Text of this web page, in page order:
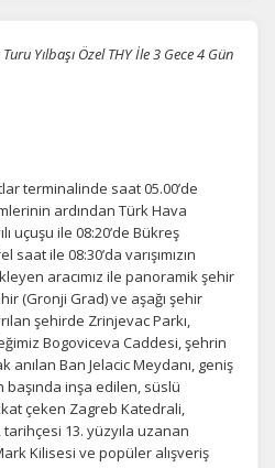
Yılbaşı Özel THY İle 3 Gece 4 Gün
terminalinde saat 05.00’de
ardından Türk Hava
uçuşu ile 08:20’de Bükreş
ile 08:30’da varışımızın
aracımız ile panoramik şehir
(Gronji Grad) ve aşağı şehir
şehirde Zrinjevac Parkı,
Bogoviceva Caddesi, şehrin
anılan Ban Jelacic Meydanı, geniş
başında inşa edilen, süslü
çeken Zagreb Katedrali,
tarihçesi 13. yüzyıla uzanan
Kilisesi ve popüler alışveriş